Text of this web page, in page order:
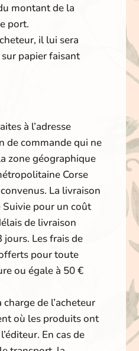
montant de la
port.
il lui sera
papier faisant
à l’adresse
de commande qui ne
zone géographique
Corse
La livraison
Suivie pour un coût
de livraison
jours. Les frais de
pour toute
ou égale à 50 €
de l’acheteur
où les produits ont
En cas de